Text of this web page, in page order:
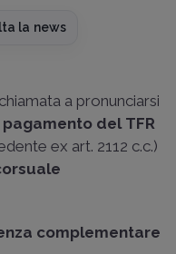
la news
a pronunciarsi
del TFR
ex art. 2112 c.c.)
complementare